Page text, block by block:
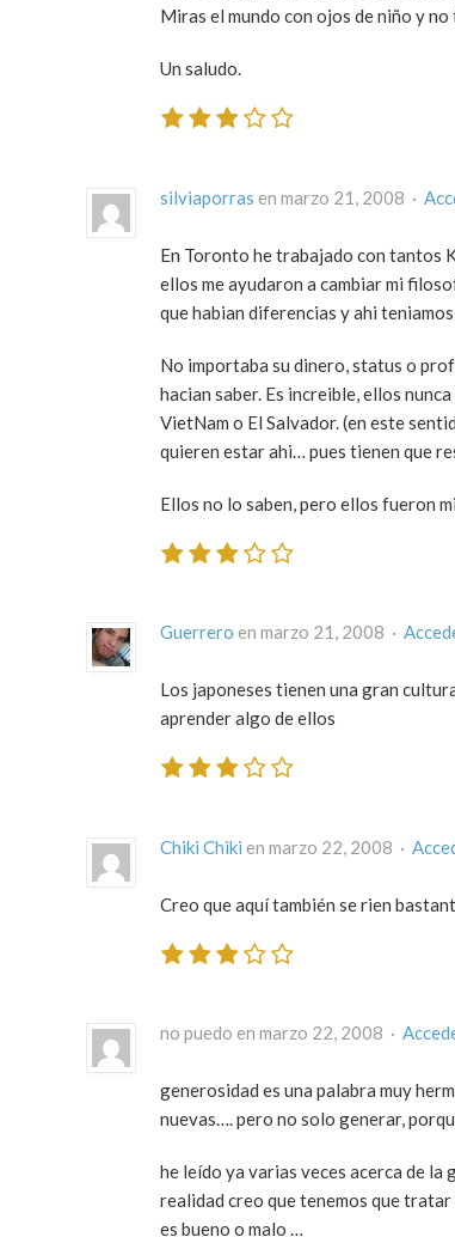
Miras el mundo con ojos de niño y
Un saludo.
silviaporras en marzo 21, 2008 ·
En Toronto he trabajado con tantos
ellos me ayudaron a cambiar mi
que habian diferencias y ahi
No importaba su dinero, status o
hacian saber. Es increible, ellos
VietNam o El Salvador. (en este
quieren estar ahi… pues tienen que
Ellos no lo saben, pero ellos fueron
Guerrero en marzo 21, 2008 ·
Los japoneses tienen una gran
aprender algo de ellos
Chiki Chiki en marzo 22, 2008 ·
Creo que aquí también se rien
no puedo en marzo 22, 2008 ·
generosidad es una palabra muy
nuevas…. pero no solo generar,
he leído ya varias veces acerca de la
realidad creo que tenemos que
es bueno o malo …